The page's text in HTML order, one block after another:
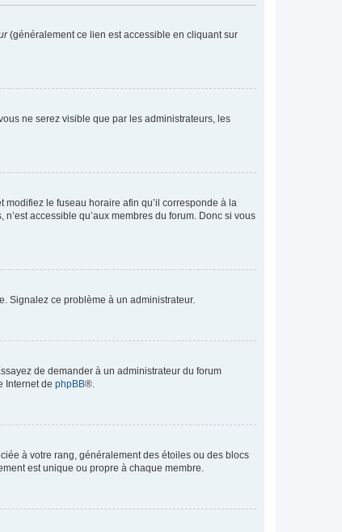
(généralement ce lien est accessible en cliquant sur
ne serez visible que par les administrateurs, les
modifiez le fuseau horaire afin qu’il corresponde à la
accessible qu’aux membres du forum. Donc si vous
Signalez ce problème à un administrateur.
de demander à un administrateur du forum
Internet de phpBB®.
à votre rang, généralement des étoiles ou des blocs
est unique ou propre à chaque membre.